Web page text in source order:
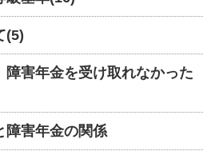
(5)
障害年金を受け取れなかった
障害年金の関係